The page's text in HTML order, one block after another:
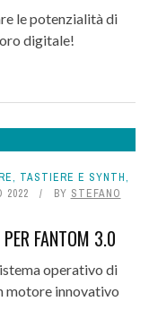
le potenzialità di
digitale!
, TASTIERE E SYNTH,
2022 BY STEFANO
FANTOM 3.0
operativo di
motore innovativo